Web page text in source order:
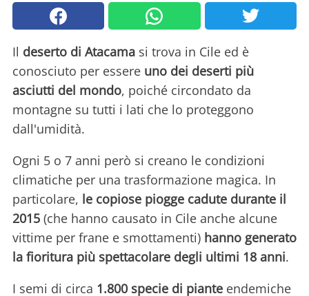
Il deserto di Atacama si trova in Cile ed è
conosciuto per essere uno dei deserti più
asciutti del mondo, poiché circondato da
montagne su tutti i lati che lo proteggono
dall'umidità.
Ogni 5 o 7 anni però si creano le condizioni
climatiche per una trasformazione magica. In
particolare, le copiose piogge cadute durante il
2015 (che hanno causato in Cile anche alcune
vittime per frane e smottamenti) hanno generato
la fioritura più spettacolare degli ultimi 18 anni.
I semi di circa 1.800 specie di piante endemiche